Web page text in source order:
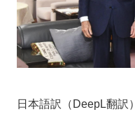
日本語訳（DeepL翻訳）